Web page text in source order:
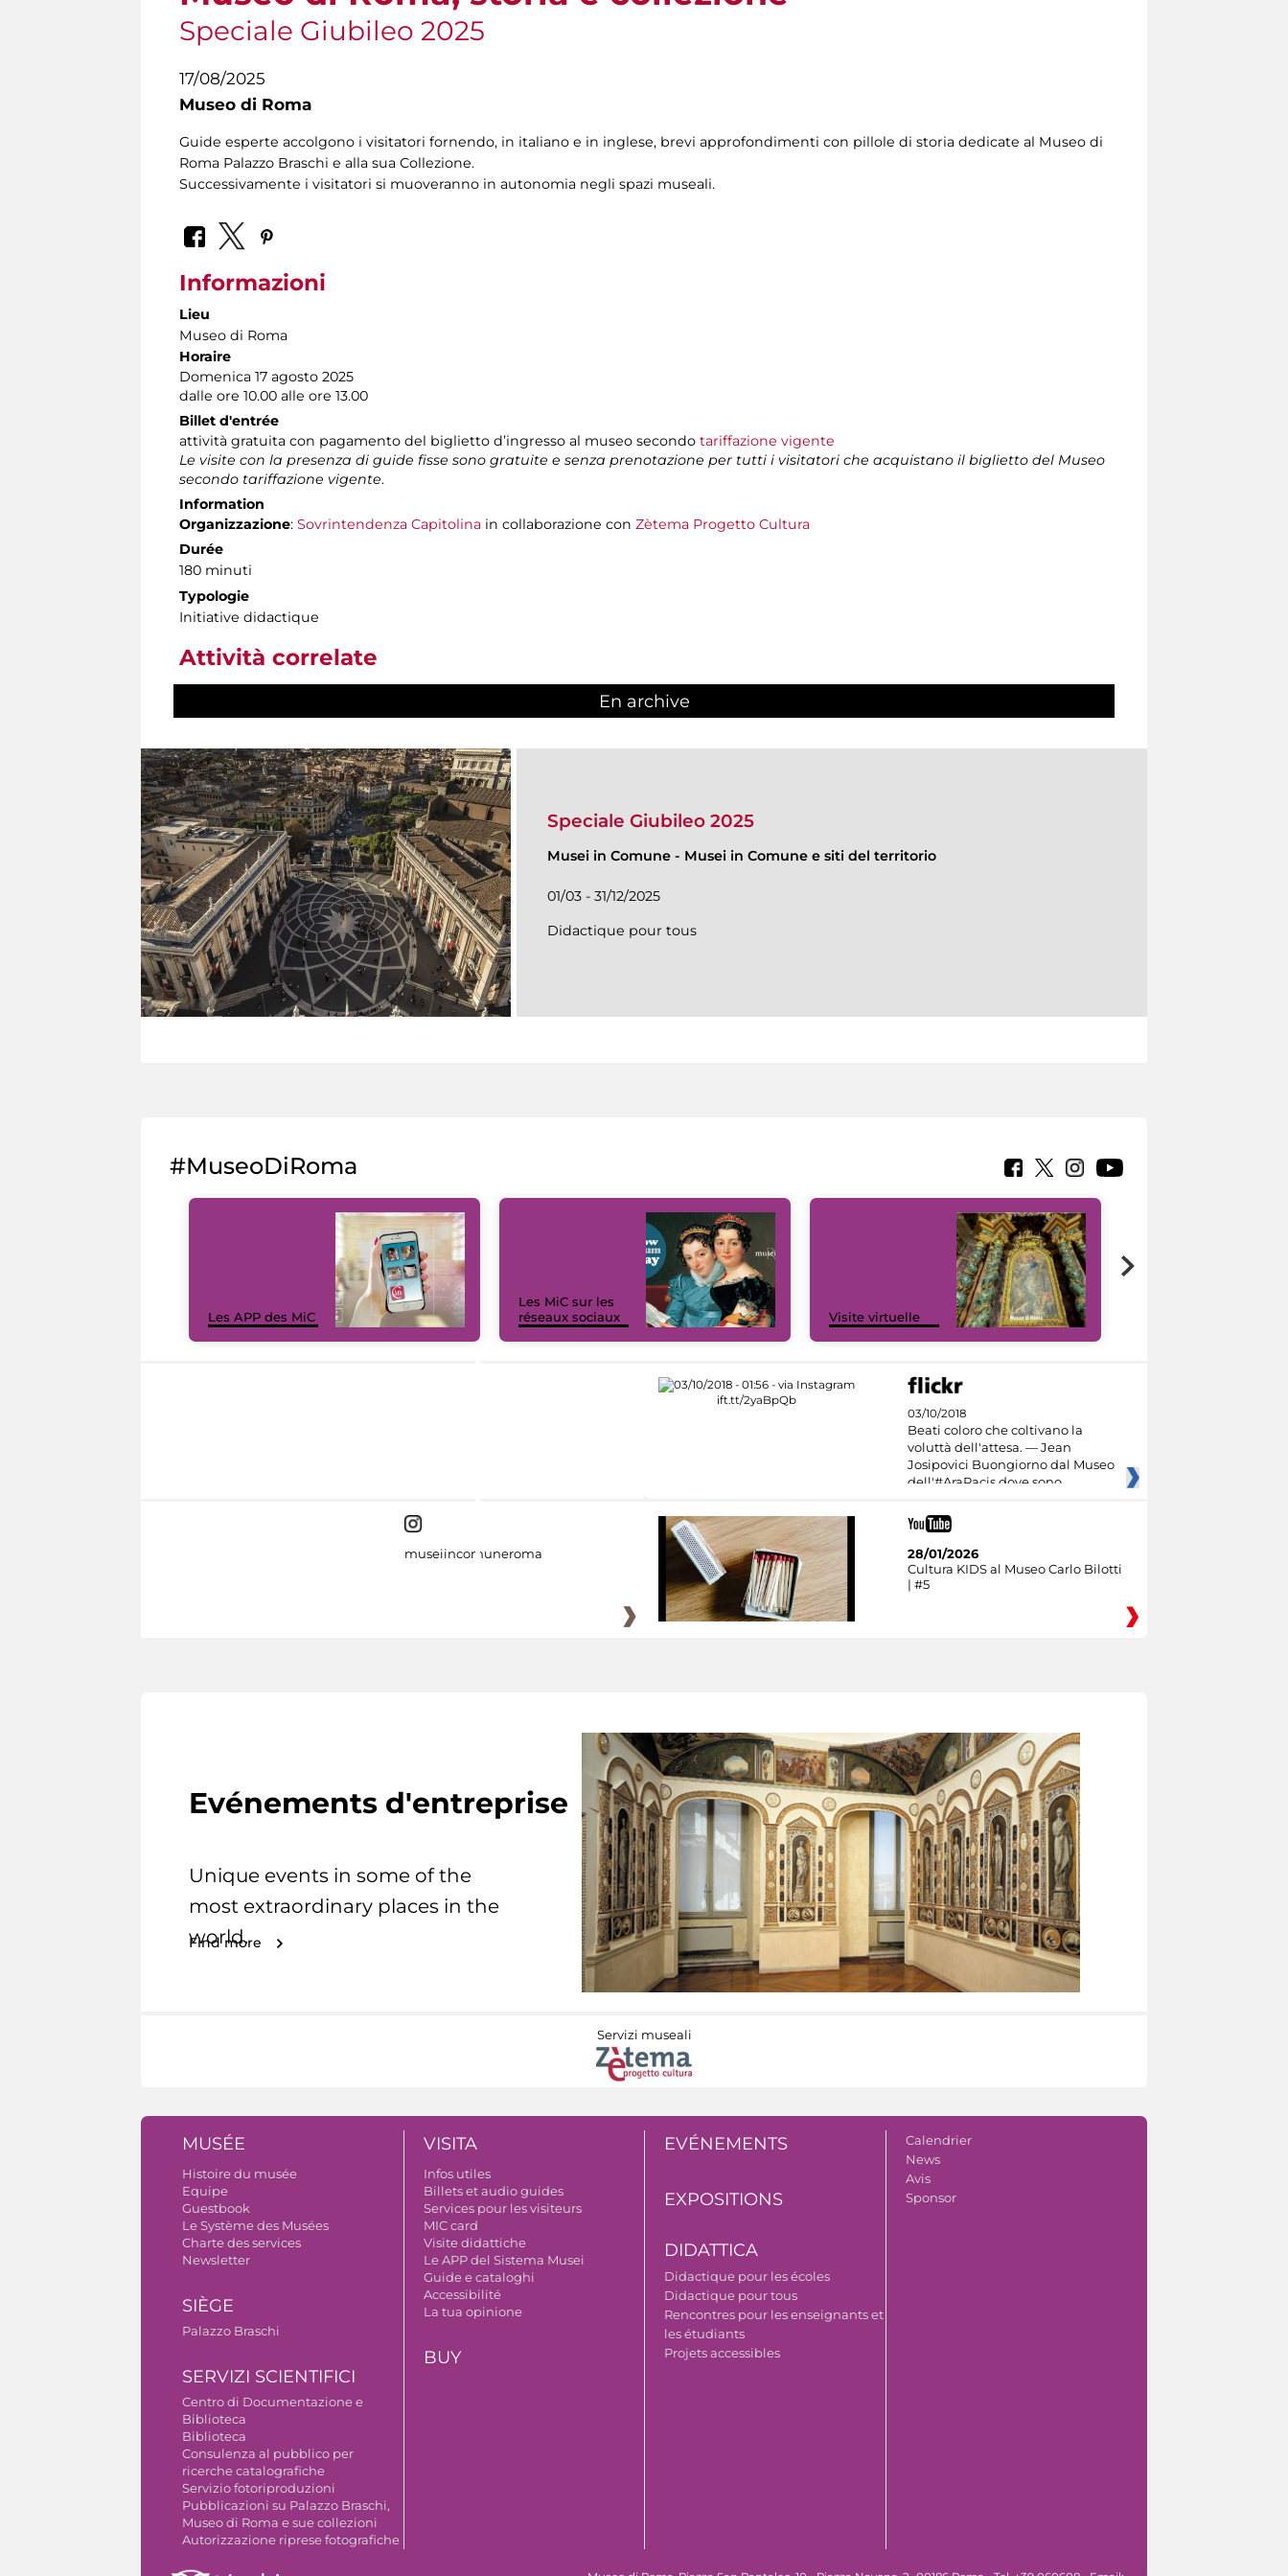
Speciale Giubileo 2025
17/08/2025
Museo di Roma
Guide esperte accolgono i visitatori fornendo, in italiano e in inglese, brevi approfondimenti con pillole di storia dedicate al Museo di
Roma Palazzo Braschi e alla sua Collezione.
Successivamente i visitatori si muoveranno in autonomia negli spazi museali.
Informazioni
Lieu
Museo di Roma
Horaire
Domenica 17 agosto 2025
dalle ore 10.00 alle ore 13.00
Billet d'entrée
attività gratuita con pagamento del biglietto d’ingresso al museo secondo tariffazione vigente
Le visite con la presenza di guide fisse sono gratuite e senza prenotazione per tutti i visitatori che acquistano il biglietto del Museo
secondo tariffazione vigente.
Information
Organizzazione: Sovrintendenza Capitolina in collaborazione con Zètema Progetto Cultura
Durée
180 minuti
Typologie
Initiative didactique
Attività correlate
En archive
Speciale Giubileo 2025
Musei in Comune - Musei in Comune e siti del territorio
01/03 - 31/12/2025
Didactique pour tous
#MuseoDiRoma
Les APP des MiC
Les MiC sur les
réseaux sociaux
Visite virtuelle
03/10/2018
Beati coloro che coltivano la
voluttà dell'attesa. — Jean
Josipovici Buongiorno dal Museo
dell'#AraPacis dove sono
museiincomuneroma
28/01/2026
Cultura KIDS al Museo Carlo Bilotti
| #5
Evénements d'entreprise
Unique events in some of the
most extraordinary places in the
world.
Find more
Servizi museali
MUSÉE
Histoire du musée
Equipe
Guestbook
Le Système des Musées
Charte des services
Newsletter
SIÈGE
Palazzo Braschi
SERVIZI SCIENTIFICI
Centro di Documentazione e
Biblioteca
Biblioteca
Consulenza al pubblico per
ricerche catalografiche
Servizio fotoriproduzioni
Pubblicazioni su Palazzo Braschi,
Museo di Roma e sue collezioni
Autorizzazione riprese fotografiche
VISITA
Infos utiles
Billets et audio guides
Services pour les visiteurs
MIC card
Visite didattiche
Le APP del Sistema Musei
Guide e cataloghi
Accessibilité
La tua opinione
BUY
EVÉNEMENTS
EXPOSITIONS
DIDATTICA
Didactique pour les écoles
Didactique pour tous
Rencontres pour les enseignants et
les étudiants
Projets accessibles
Calendrier
News
Avis
Sponsor